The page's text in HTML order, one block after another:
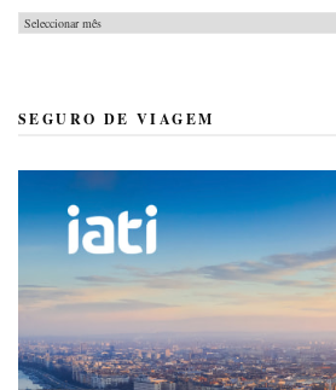
Arquivo
SEGURO DE VIAGEM